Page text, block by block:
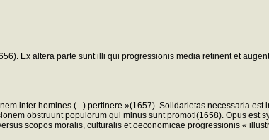
Ex altera parte sunt illi qui progressionis media retinent et
inter homines (...) pertinere »(1657). Solidarietas necessaria est
obstruunt populorum qui minus sunt promoti(1658). Opus est
scopos moralis, culturalis et oeconomicae progressionis «